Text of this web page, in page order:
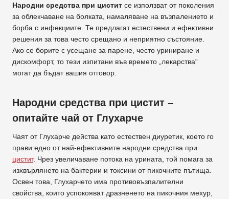
Народни средства при цистит се използват от поколения
за облекчаване на болката, намаляване на възпалението и
борба с инфекциите. Те предлагат естествени и ефективни
решения за това често срещано и неприятно състояние.
Ако се борите с усещане за парене, често уриниране и
дискомфорт, то тези изпитани във времето „лекарства“
могат да бъдат вашия отговор.
Народни средства при цистит –
опитайте чай от Глухарче
Чаят от Глухарче действа като естествен диуретик, което го
прави едно от най-ефективните народни средства при
цистит. Чрез увеличаване потока на урината, той помага за
изхвърлянето на бактерии и токсини от пикочните пътища.
Освен това, Глухарчето има противовъзпалителни
свойства, които успокояват дразненето на пикочния мехур,